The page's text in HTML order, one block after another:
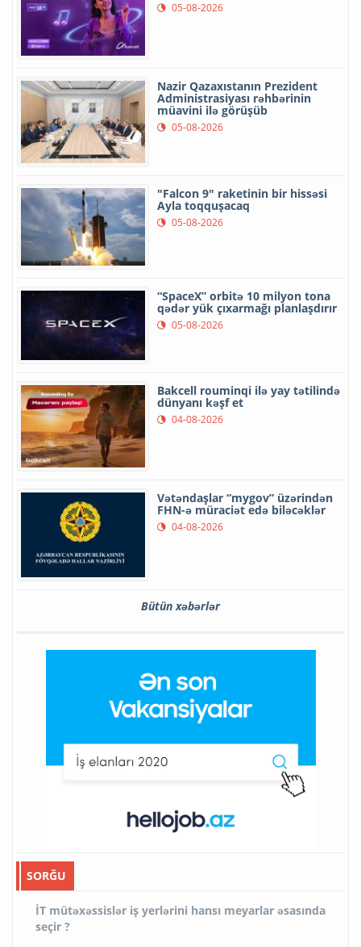
05-08-2026
Nazir Qazaxıstanın Prezident
Administrasiyası rəhbərinin
müavini ilə görüşüb
05-08-2026
"Falcon 9" raketinin bir hissəsi
Ayla toqquşacaq
05-08-2026
“SpaceX” orbitə 10 milyon tona
qədər yük çıxarmağı planlaşdırır
05-08-2026
Bakcell rouminqi ilə yay tətilində
dünyanı kəşf et
04-08-2026
Vətəndaşlar “mygov” üzərindən
FHN-ə müraciət edə biləcəklər
04-08-2026
Bütün xəbərlər
SORĞU
İT mütəxəssislər iş yerlərini hansı meyarlar əsasında
seçir ?